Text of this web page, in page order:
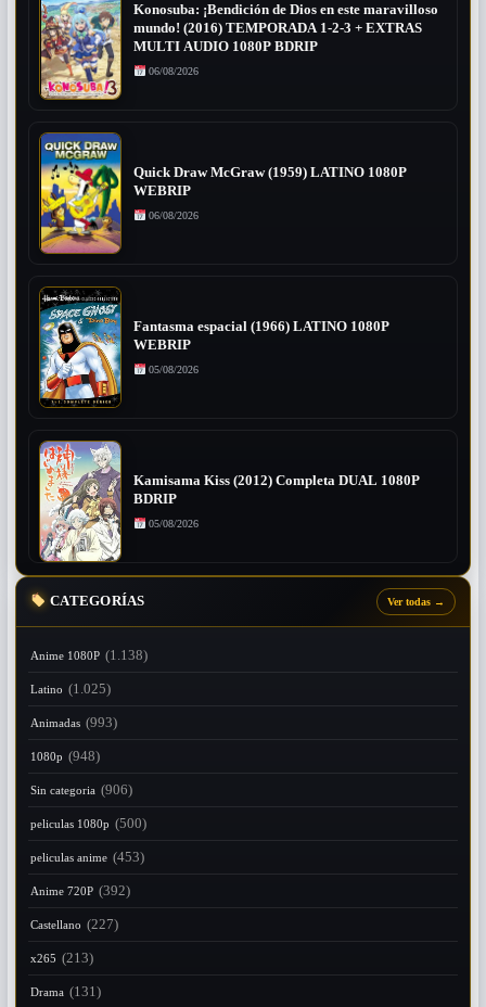
Konosuba: ¡Bendición de Dios en este maravilloso
mundo! (2016) TEMPORADA 1-2-3 + EXTRAS
MULTI AUDIO 1080P BDRIP
06/08/2026
Quick Draw McGraw (1959) LATINO 1080P
WEBRIP
06/08/2026
Fantasma espacial (1966) LATINO 1080P
WEBRIP
05/08/2026
Kamisama Kiss (2012) Completa DUAL 1080P
BDRIP
05/08/2026
CATEGORÍAS Ver todas →
Anime 1080P (1.138)
Latino (1.025)
Animadas (993)
1080p (948)
Sin categoria (906)
peliculas 1080p (500)
peliculas anime (453)
Anime 720P (392)
Castellano (227)
x265 (213)
Drama (131)